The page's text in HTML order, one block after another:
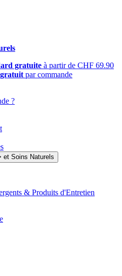
gratuite à partir de CHF 69.90
par commande
?
& Produits d'Entretien